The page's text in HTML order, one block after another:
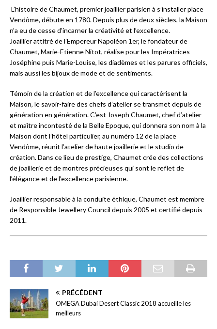
L’histoire de Chaumet, premier joaillier parisien à s’installer place
Vendôme, débute en 1780. Depuis plus de deux siècles, la Maison
n’a eu de cesse d’incarner la créativité et l’excellence.
Joaillier attitré de l’Empereur Napoléon 1er, le fondateur de
Chaumet, Marie-Etienne Nitot, réalise pour les Impératrices
Joséphine puis Marie-Louise, les diadèmes et les parures officiels,
mais aussi les bijoux de mode et de sentiments.
Témoin de la création et de l’excellence qui caractérisent la
Maison, le savoir-faire des chefs d’atelier se transmet depuis de
génération en génération. C’est Joseph Chaumet, chef d’atelier
et maître incontesté de la Belle Epoque, qui donnera son nom à la
Maison dont l’hôtel particulier, au numéro 12 de la place
Vendôme, réunit l’atelier de haute joaillerie et le studio de
création. Dans ce lieu de prestige, Chaumet crée des collections
de joaillerie et de montres précieuses qui sont le reflet de
l’élégance et de l’excellence parisienne.
Joaillier responsable à la conduite éthique, Chaumet est membre
de Responsible Jewellery Council depuis 2005 et certifié depuis
2011.
PRÉCÉDENT
OMEGA Dubai Desert Classic 2018 accueille les
meilleurs